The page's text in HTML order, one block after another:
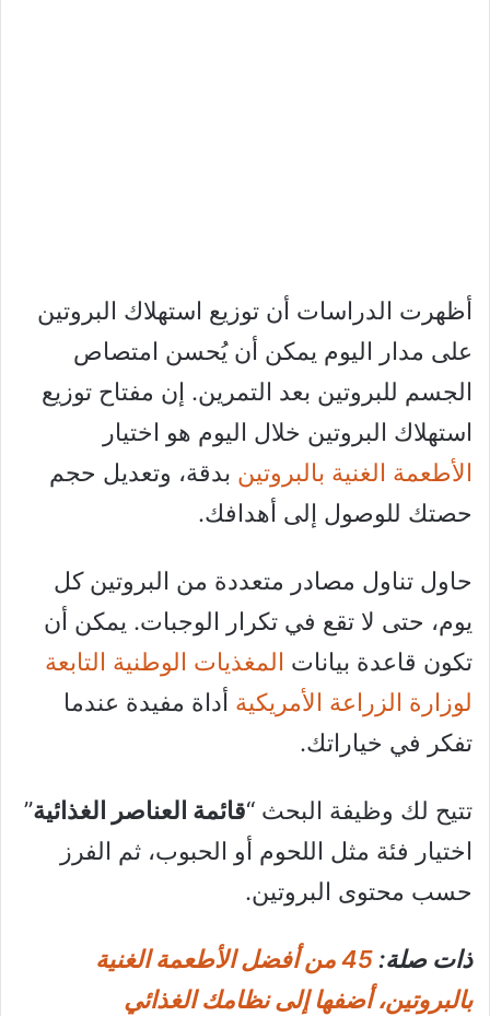
أظهرت الدراسات أن توزيع استهلاك البروتين
على مدار اليوم يمكن أن يُحسن امتصاص
الجسم للبروتين بعد التمرين. إن مفتاح توزيع
استهلاك البروتين خلال اليوم هو اختيار
الأطعمة الغنية بالبروتين بدقة، وتعديل حجم
حصتك للوصول إلى أهدافك.
حاول تناول مصادر متعددة من البروتين كل
يوم، حتى لا تقع في تكرار الوجبات. يمكن أن
تكون قاعدة بيانات المغذيات الوطنية التابعة
لوزارة الزراعة الأمريكية أداة مفيدة عندما
تفكر في خياراتك.
تتيح لك وظيفة البحث “قائمة العناصر الغذائية”
اختيار فئة مثل اللحوم أو الحبوب، ثم الفرز
حسب محتوى البروتين.
ذات صلة:
45 من أفضل الأطعمة الغنية
بالبروتين، أضفها إلى نظامك الغذائي